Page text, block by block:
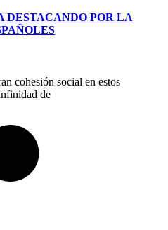
DESTACANDO POR LA
cohesión social en estos
de